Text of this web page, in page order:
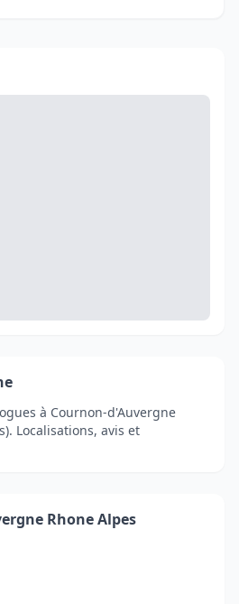
à Cournon-d'Auvergne
Localisations, avis et
Rhone Alpes